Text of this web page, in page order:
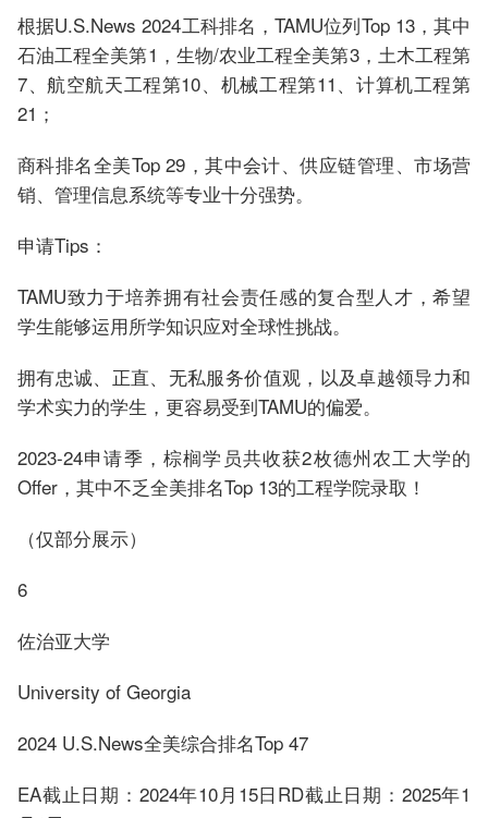
根据U.S.News 2024工科排名，TAMU位列Top 13，其中
石油工程全美第1，生物/农业工程全美第3，土木工程第
7、航空航天工程第10、机械工程第11、计算机工程第
21；
商科排名全美Top 29，其中会计、供应链管理、市场营
销、管理信息系统等专业十分强势。
申请Tips：
TAMU致力于培养拥有社会责任感的复合型人才，希望
学生能够运用所学知识应对全球性挑战。
拥有忠诚、正直、无私服务价值观，以及卓越领导力和
学术实力的学生，更容易受到TAMU的偏爱。
2023-24申请季，棕榈学员共收获2枚德州农工大学的
Offer，其中不乏全美排名Top 13的工程学院录取！
（仅部分展示）
6
佐治亚大学
University of Georgia
2024 U.S.News全美综合排名Top 47
EA截止日期：2024年10月15日RD截止日期：2025年1